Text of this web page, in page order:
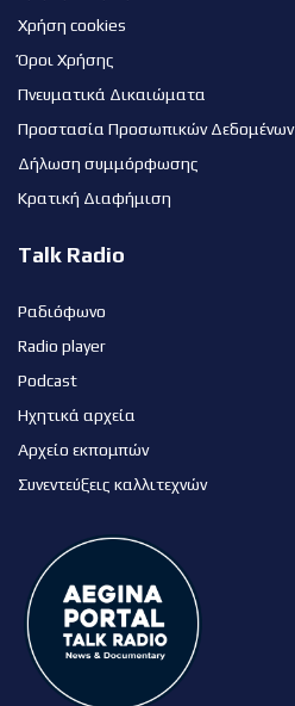
Χρήση cookies
Όροι Χρήσης
Πνευματικά Δικαιώματα
Προστασία Προσωπικών Δεδομένων
Δήλωση συμμόρφωσης
Κρατική Διαφήμιση
Talk Radio
Ραδιόφωνο
Radio player
Podcast
Ηχητικά αρχεία
Αρχείο εκπομπών
Συνεντεύξεις καλλιτεχνών